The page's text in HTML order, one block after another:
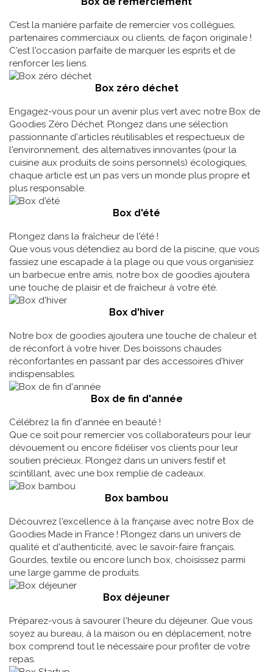
C’est la manière parfaite de remercier vos collègues,
partenaires commerciaux ou clients, de façon originale !
C'est l'occasion parfaite de marquer les esprits et de
renforcer les liens.
Box zéro déchet
Engagez-vous pour un avenir plus vert avec notre Box de
Goodies Zéro Déchet. Plongez dans une sélection
passionnante d'articles réutilisables et respectueux de
l'environnement, des alternatives innovantes (pour la
cuisine aux produits de soins personnels) écologiques,
chaque article est un pas vers un monde plus propre et
plus responsable.
Box d'été
Plongez dans la fraîcheur de l'été !
Que vous vous détendiez au bord de la piscine, que vous
fassiez une escapade à la plage ou que vous organisiez
un barbecue entre amis, notre box de goodies ajoutera
une touche de plaisir et de fraîcheur à votre été.
Box d'hiver
Notre box de goodies ajoutera une touche de chaleur et
de réconfort à votre hiver. Des boissons chaudes
réconfortantes en passant par des accessoires d'hiver
indispensables.
Box de fin d'année
Célébrez la fin d'année en beauté !
Que ce soit pour remercier vos collaborateurs pour leur
dévouement ou encore fidéliser vos clients pour leur
soutien précieux. Plongez dans un univers festif et
scintillant, avec une box remplie de cadeaux.
Box bambou
Découvrez l'excellence à la française avec notre Box de
Goodies Made in France ! Plongez dans un univers de
qualité et d'authenticité, avec le savoir-faire français.
Gourdes, textile ou encore lunch box, choisissez parmi
une large gamme de produits.
Box déjeuner
Préparez-vous à savourer l'heure du déjeuner. Que vous
soyez au bureau, à la maison ou en déplacement, notre
box comprend tout le nécessaire pour profiter de votre
repas.